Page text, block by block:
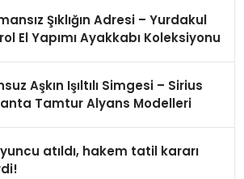
Şıklığın Adresi – Yurdakul
El Yapımı Ayakkabı Koleksiyonu
Aşkın Işıltılı Simgesi – Sirius
Tamtur Alyans Modelleri
atıldı, hakem tatil kararı